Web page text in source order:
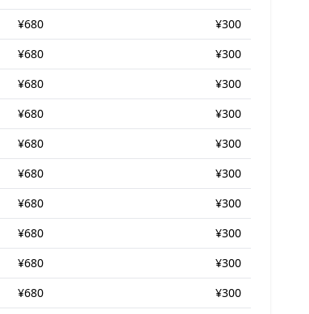
¥680
¥300
¥680
¥300
¥680
¥300
¥680
¥300
¥680
¥300
¥680
¥300
¥680
¥300
¥680
¥300
¥680
¥300
¥680
¥300